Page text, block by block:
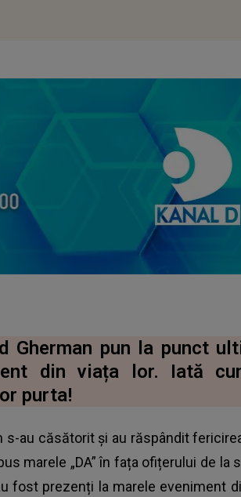
Gherman pun la punct
din viața lor. Iată
purta!
s-au căsătorit și au răspândit
marele „DA” în fața ofițerului de la
fost prezenți la marele eveniment